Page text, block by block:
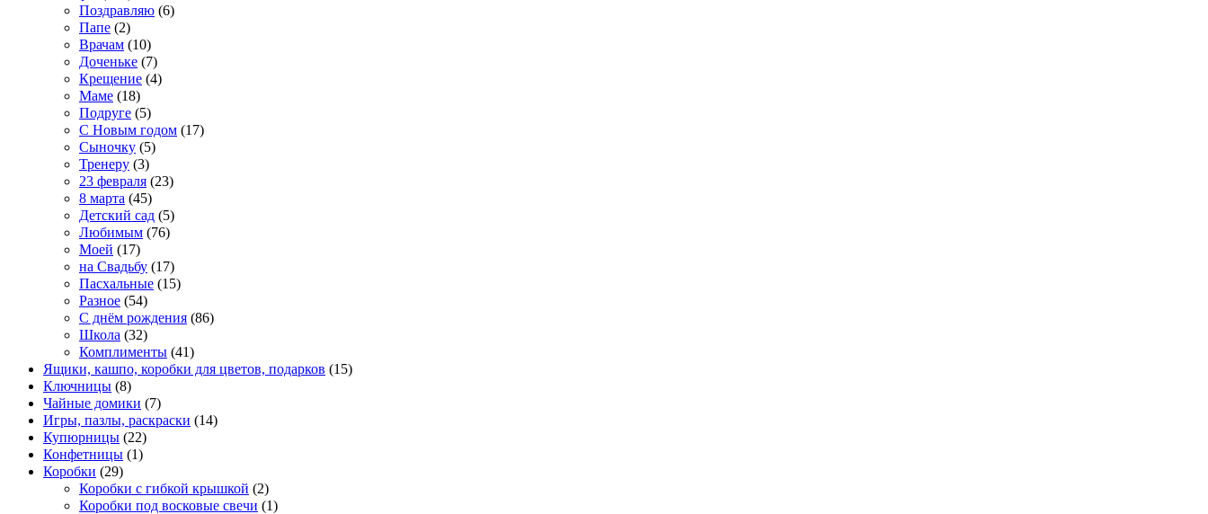
Поздравляю (6)
Папе (2)
Врачам (10)
Доченьке (7)
Крещение (4)
Маме (18)
Подруге (5)
С Новым годом (17)
Сыночку (5)
Тренеру (3)
23 февраля (23)
8 марта (45)
Детский сад (5)
Любимым (76)
Моей (17)
на Свадьбу (17)
Пасхальные (15)
Разное (54)
С днём рождения (86)
Школа (32)
Комплименты (41)
Ящики, кашпо, коробки для цветов, подарков (15)
Ключницы (8)
Чайные домики (7)
Игры, пазлы, раскраски (14)
Купюрницы (22)
Конфетницы (1)
Коробки (29)
Коробки с гибкой крышкой (2)
Коробки под восковые свечи (1)